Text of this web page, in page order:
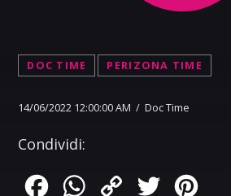
DOC TIME PERIZONA TIME
14/06/2022 12:00:00 AM / Doc Time
Condividi:
FacebookWhatsApp
Copy
Twitter